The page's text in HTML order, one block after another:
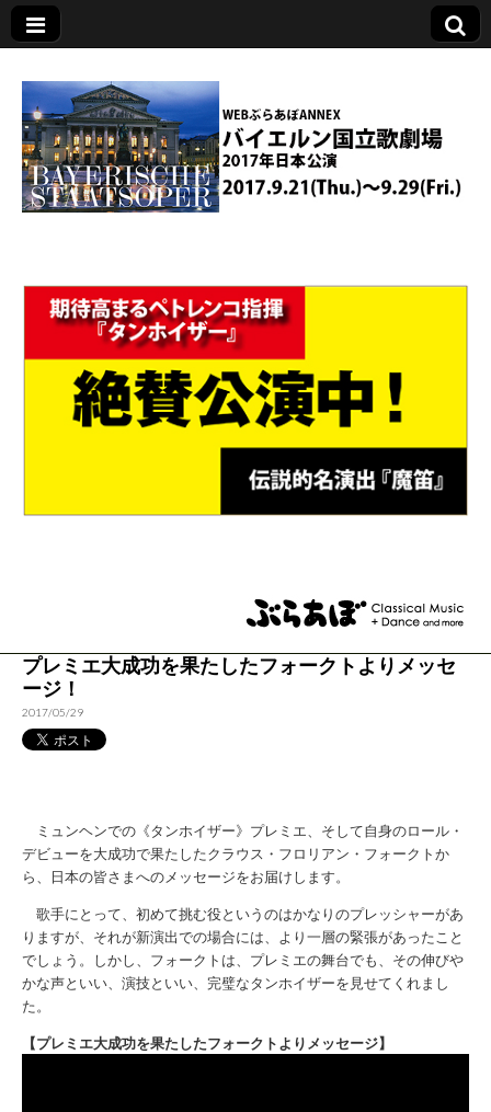
バイエルン国立歌
劇場2017年日本公
演
プレミエ大成功を果たしたフォークトよりメッセ
ージ！
2017/05/29
ミュンヘンでの《タンホイザー》プレミエ、そして自身のロール・
デビューを大成功で果たしたクラウス・フロリアン・フォークトか
ら、日本の皆さまへのメッセージをお届けします。
歌手にとって、初めて挑む役というのはかなりのプレッシャーがあ
りますが、それが新演出での場合には、より一層の緊張があったこと
でしょう。しかし、フォークトは、プレミエの舞台でも、その伸びや
かな声といい、演技といい、完璧なタンホイザーを見せてくれまし
た。
【プレミエ大成功を果たしたフォークトよりメッセージ】